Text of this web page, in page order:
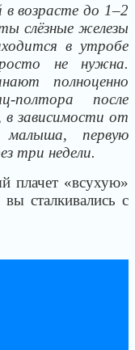
возрасте до 1–2
слёзные железы
в утробе
не нужна.
полноценно
полтора после
в зависимости от
малыша, первую
три недели.
плачет «всухую»
сталкивались с